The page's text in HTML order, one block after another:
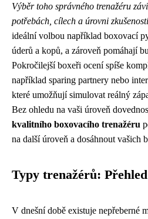
Výběr toho správného trenažéru
potřebách, cílech a úrovni zkušeností
ideální volbou například boxovací
úderů a kopů, a zároveň pomáhají
Pokročilejší boxeři ocení spíše
například sparing partnery nebo
které umožňují simulovat reálný
Bez ohledu na vaši úroveň
kvalitního boxovacího trenažéru
na další úroveň a dosáhnout vašich
Typy trenažérů: Přehled
V dnešní době existuje nepřeberné